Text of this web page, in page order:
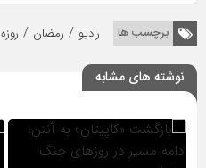
برچسب ها رادیو / رمضان / روزه
نوشته های مشابه